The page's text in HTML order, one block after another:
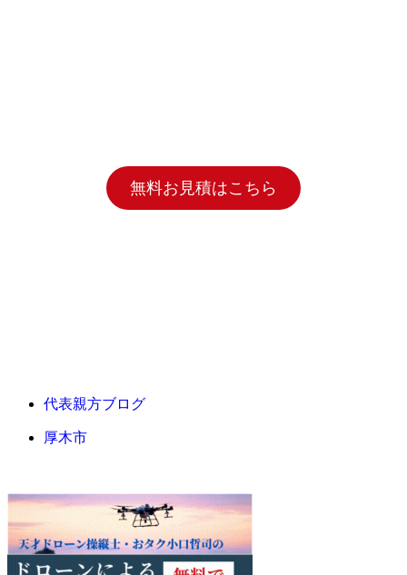
無料お見積はこちら
代表親方ブログ
厚木市